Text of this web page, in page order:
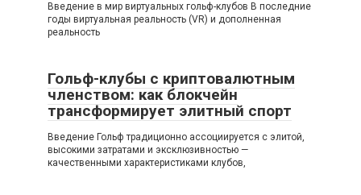
Введение в мир виртуальных гольф-клубов В последние
годы виртуальная реальность (VR) и дополненная
реальность
Гольф-клубы с криптовалютным
членством: как блокчейн
трансформирует элитный спорт
Введение Гольф традиционно ассоциируется с элитой,
высокими затратами и эксклюзивностью —
качественными характеристиками клубов,